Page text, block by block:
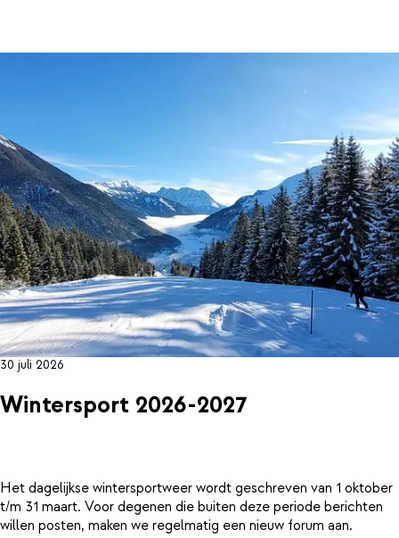
30 juli 2026
Wintersport 2026-2027
Het dagelijkse wintersportweer wordt geschreven van 1 oktober
t/m 31 maart. Voor degenen die buiten deze periode berichten
willen posten, maken we regelmatig een nieuw forum aan.